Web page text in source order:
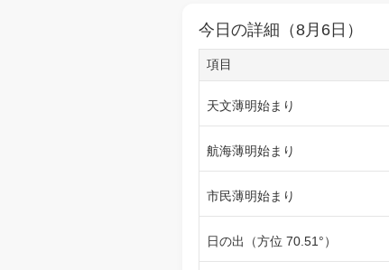
今日の詳細（8月6日）
項目
天文薄明始まり
航海薄明始まり
市民薄明始まり
日の出（方位 70.51°）